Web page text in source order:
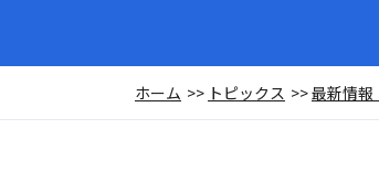
ホーム トピックス 最新情報